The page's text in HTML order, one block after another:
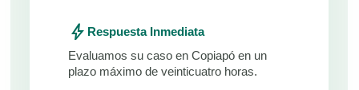
bolt Respuesta Inmediata
Evaluamos su caso en Copiapó en un
plazo máximo de veinticuatro horas.